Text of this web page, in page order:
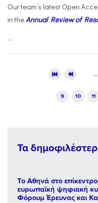
Our team’s latest Open
in theAnnual Review of
...
…
9 10 11
Τα
Το Αθηνά στο
ευρωπαϊκή ψηφιακή
Φόρουμ Έρευνας και